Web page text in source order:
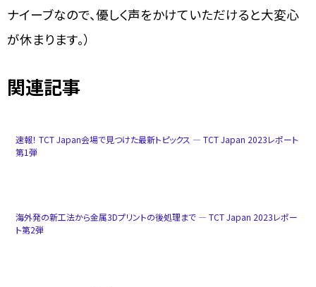
ナイーブなので、優しく声をかけていただけると大変心
が休まります。）
関連記事
速報！ TCT Japan会場で見つけた最新トピックス ― TCT Japan 2023レポート
第1弾
海外発の新工法から金属3Dプリントの後処理まで ― TCT Japan 2023レポー
ト第2弾